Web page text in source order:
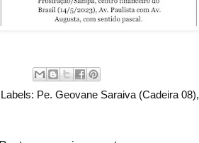
Labels: Pe. Geovane Saraiva (Cadeira 08),